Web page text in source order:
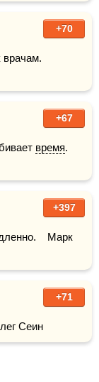
+70
врачам.
+67
время.
+397
Марк
+71
Сеин